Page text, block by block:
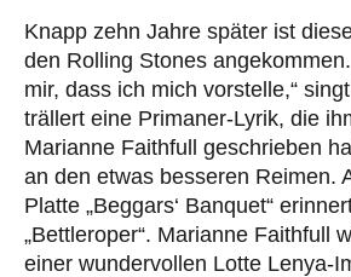
Knapp zehn Jahre später ist
den Rolling Stones
mir, dass ich mich vorstelle,“
trällert eine Primaner-Lyrik, die
Marianne Faithfull geschrieben
an den etwas besseren Reimen.
Platte „Beggars‘ Banquet“
„Bettleroper“. Marianne Faithfull
einer wundervollen Lotte Lenya-